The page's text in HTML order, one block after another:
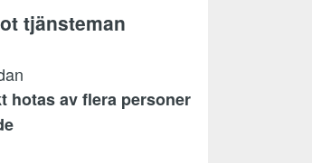
tjänsteman
hotas av flera personer